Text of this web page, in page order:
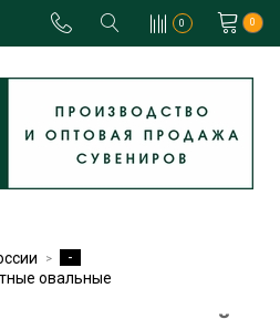
0 0
-
овальные